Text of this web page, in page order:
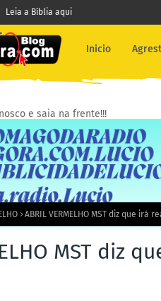
Leia a Bíblia aqui
Inicio
e saia na frente!!!
ABRIL VERMELHO MST diz que
MST diz